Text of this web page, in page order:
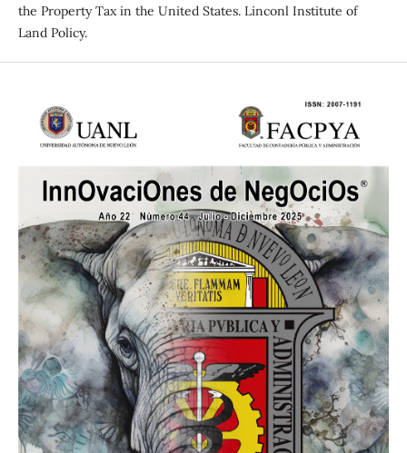
the Property Tax in the United States. Linconl Institute of
Land Policy.